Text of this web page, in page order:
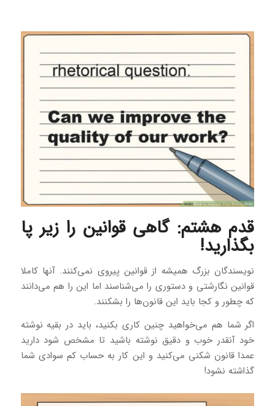
قدم هشتم: گاهی قوانین را زیر پا
بگذارید!
نویسندگان بزرگ همیشه از قوانین پیروی نمی‌کنند. آنها کاملا
قوانین نگارشتی و دستوری را می‌شناسند اما این را هم می‌دانند
که چطور و کجا باید این قانون‌ها را بشکنند.
اگر شما هم می‌خواهید چنین کاری بکنید، باید در بقیه نوشته
خود آنقدر خوب و دقیق نوشته باشید تا مشخص شود دارید
عمدا قانون شکنی می‌کنید و این کار به حساب کم سوادی شما
گذاشته نشود!